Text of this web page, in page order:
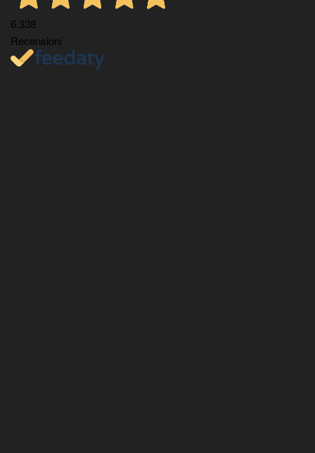
6.338
Recensioni